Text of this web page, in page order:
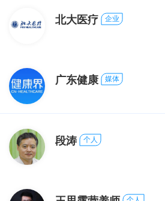
北大医疗 企业
广东健康 媒体
段涛 个人